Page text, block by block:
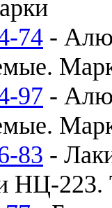
74 -
97 -
83 -
НЦ-223.